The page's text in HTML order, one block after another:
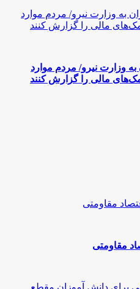
وزارت نیرو/ مردم موارد
مالی را گزارش کنند
مقاومتی